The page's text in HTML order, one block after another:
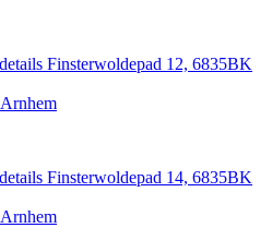
Finsterwoldepad 12, 6835BK
Finsterwoldepad 14, 6835BK